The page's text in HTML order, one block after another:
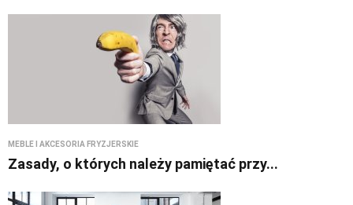
MEBLE I AKCESORIA FRYZJERSKIE
Zasady, o których należy pamiętać przy...